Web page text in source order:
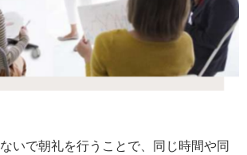
いで朝礼を行うことで、同じ時間や同